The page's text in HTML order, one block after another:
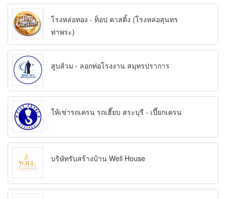
โรงหล่อทอง - ท็อป คาสติ้ง (โรงหล่อสุนทร
ท่าพระ)
สูบส้วม - ลอกท่อโรงงาน สมุทรปราการ
ให้เช่ารถเครน รถเฮี๊ยบ สระบุรี - เปี๊ยกเครน
บริษัทรับสร้างบ้าน Well House